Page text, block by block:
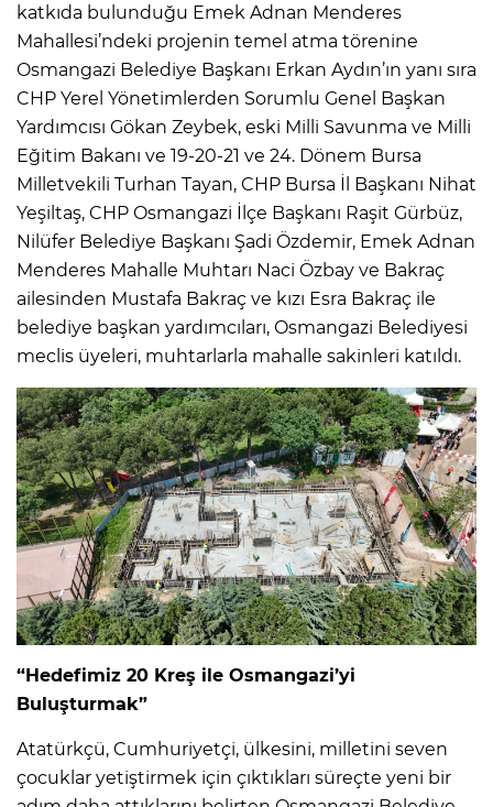
katkıda bulunduğu Emek Adnan Menderes
Mahallesi’ndeki projenin temel atma törenine
Osmangazi Belediye Başkanı Erkan Aydın’ın yanı sıra
CHP Yerel Yönetimlerden Sorumlu Genel Başkan
Yardımcısı Gökan Zeybek, eski Milli Savunma ve Milli
Eğitim Bakanı ve 19-20-21 ve 24. Dönem Bursa
Milletvekili Turhan Tayan, CHP Bursa İl Başkanı Nihat
Yeşiltaş, CHP Osmangazi İlçe Başkanı Raşit Gürbüz,
Nilüfer Belediye Başkanı Şadi Özdemir, Emek Adnan
Menderes Mahalle Muhtarı Naci Özbay ve Bakraç
ailesinden Mustafa Bakraç ve kızı Esra Bakraç ile
belediye başkan yardımcıları, Osmangazi Belediyesi
meclis üyeleri, muhtarlarla mahalle sakinleri katıldı.
“Hedefimiz 20 Kreş ile Osmangazi’yi
Buluşturmak”
Atatürkçü, Cumhuriyetçi, ülkesini, milletini seven
çocuklar yetiştirmek için çıktıkları süreçte yeni bir